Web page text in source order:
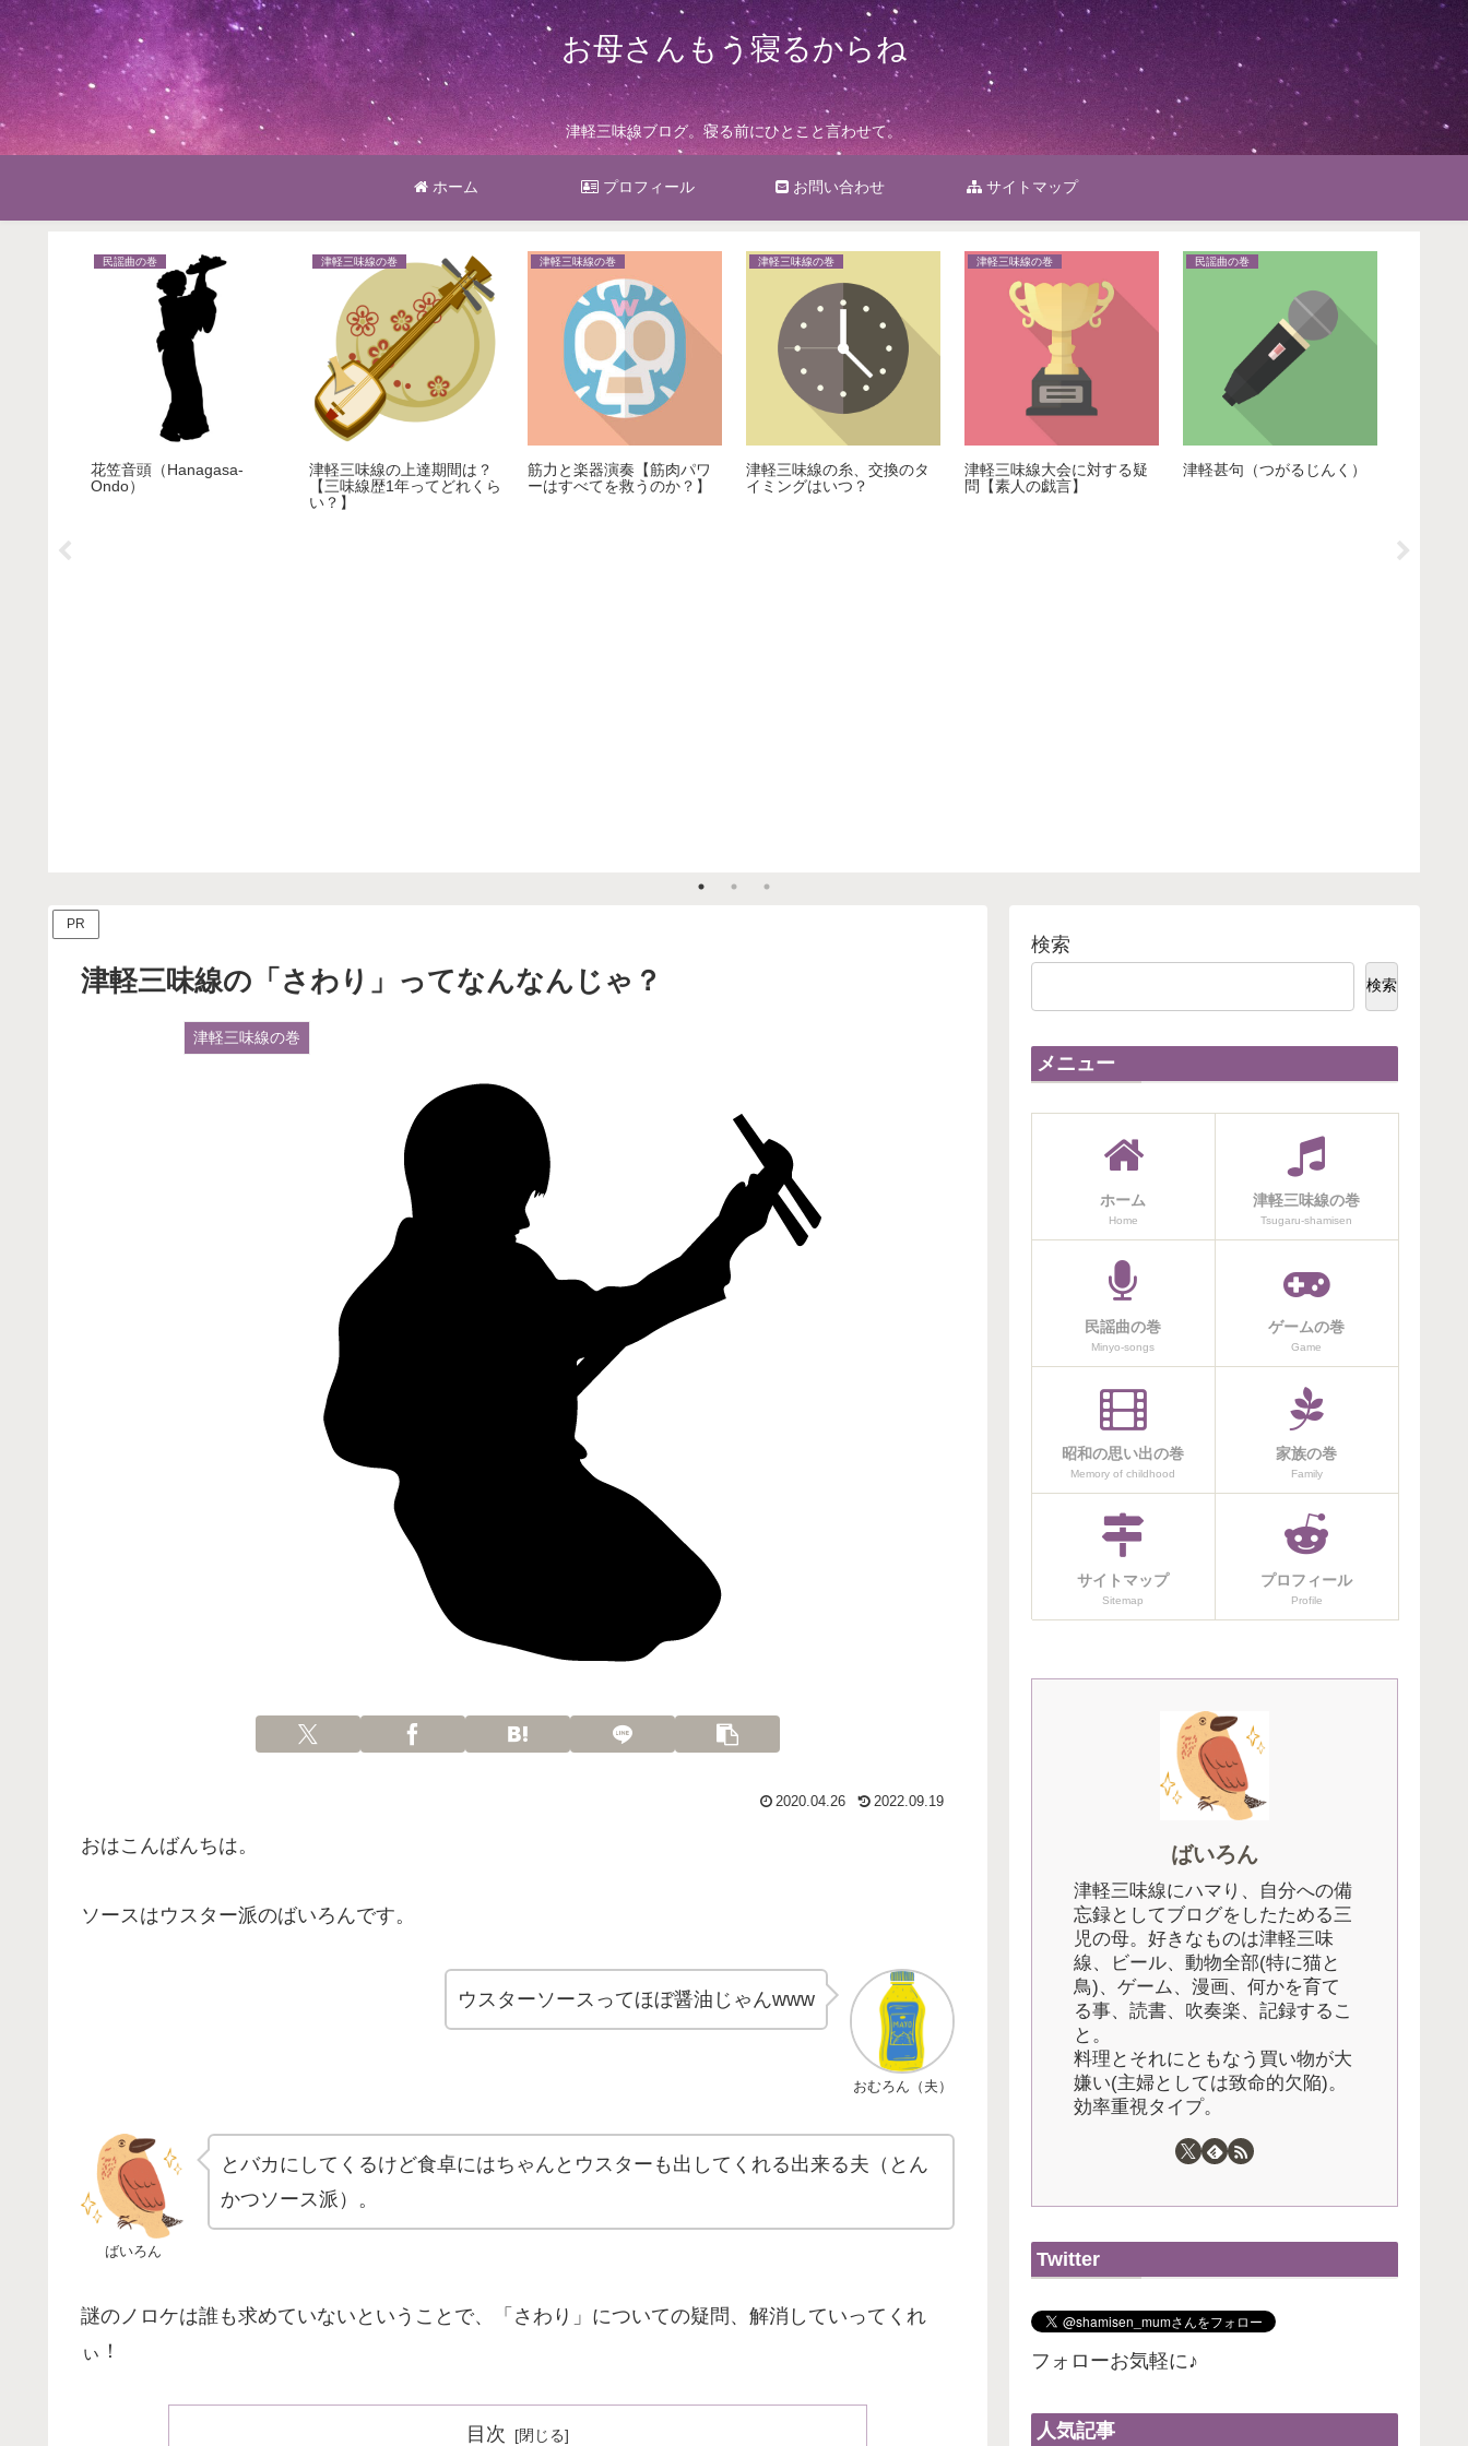
お母さんもう寝るからね
津軽三味線ブログ。寝る前にひとこと言わせて。
ホーム プロフィール お問い合わせ サイトマップ
民謡曲の巻
花笠音頭（Hanagasa-
Ondo）
津軽三味線の巻
津軽三味線の上達期間は？
【三味線歴1年ってどれくら
い？】
津軽三味線の巻
筋力と楽器演奏【筋肉パワ
ーはすべてを救うのか？】
津軽三味線の巻
津軽三味線の糸、交換のタ
イミングはいつ？
津軽三味線の巻
津軽三味線大会に対する疑
問【素人の戯言】
民謡曲の巻
津軽甚句（つがるじんく）
PR
津軽三味線の「さわり」ってなんなんじゃ？
津軽三味線の巻
2020.04.26 2022.09.19
おはこんばんちは。
ソースはウスター派のばいろんです。
おむろん（夫）
ウスターソースってほぼ醤油じゃんwww
ばいろん
とバカにしてくるけど食卓にはちゃんとウスターも出してくれる出来る夫（とん
かつソース派）。
謎のノロケは誰も求めていないということで、「さわり」についての疑問、解消していってくれ
ぃ！
目次
検索
検索
メニュー
ホーム
Home
津軽三味線の巻
Tsugaru-shamisen
民謡曲の巻
Minyo-songs
ゲームの巻
Game
昭和の思い出の巻
Memory of childhood
家族の巻
Family
サイトマップ
Sitemap
プロフィール
Profile
ばいろん
津軽三味線にハマり、自分への備
忘録としてブログをしたためる三
児の母。好きなものは津軽三味
線、ビール、動物全部(特に猫と
鳥)、ゲーム、漫画、何かを育て
る事、読書、吹奏楽、記録するこ
と。
料理とそれにともなう買い物が大
嫌い(主婦としては致命的欠陥)。
効率重視タイプ。
Twitter
フォローお気軽に♪
人気記事